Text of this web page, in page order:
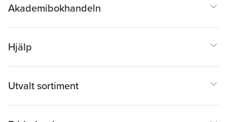
Akademibokhandeln
Hjälp
Utvalt sortiment